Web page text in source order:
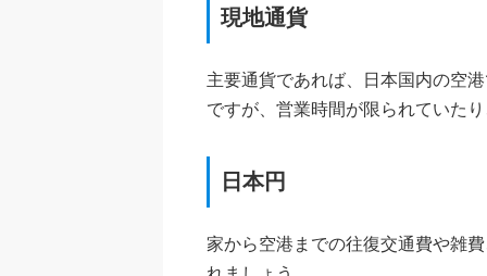
現地通貨
主要通貨であれば、日本国内の空
ですが、営業時間が限られていた
日本円
家から空港までの往復交通費や雑